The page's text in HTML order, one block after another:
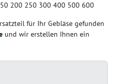
200 250 300 400 500 600
für Ihr Gebläse gefunden
und wir erstellen Ihnen ein